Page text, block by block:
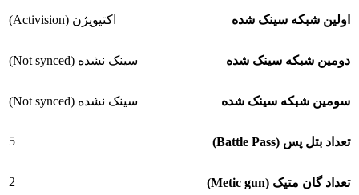
اولین شبکه سینک شده اکتیویژن (Activision)
دومین شبکه سینک شده سینک نشده (Not synced)
سومین شبکه سینک شده سینک نشده (Not synced)
تعداد بتل پس (Battle Pass) 5
تعداد گان متیک (Metic gun) 2